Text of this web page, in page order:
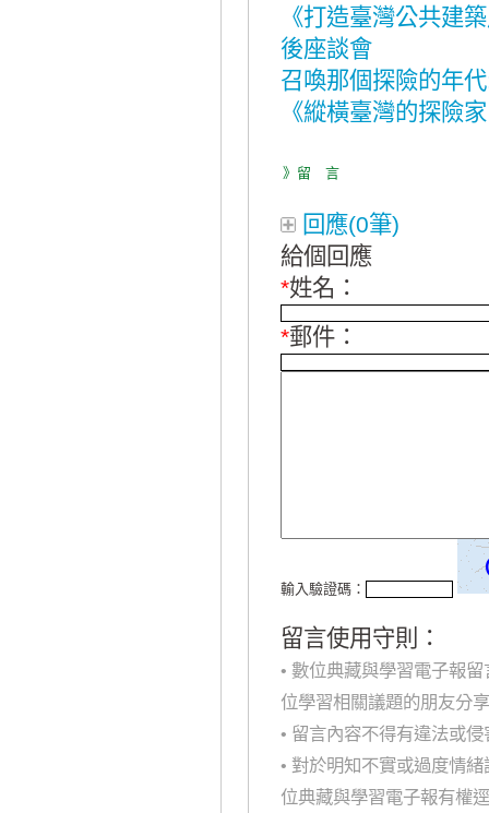
《打造臺灣公共建
後座談會
召喚那個探險的年
《縱橫臺灣的探險
》留 言
回應(0筆)
給個回應
*姓名：
*郵件：
輸入驗證碼：
留言使用守則：
• 數位典藏與學習電子報
位學習相關議題的朋友分
• 留言內容不得有違法或
• 對於明知不實或過度情
位典藏與學習電子報有權